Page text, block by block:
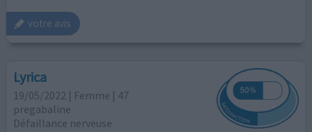
votre avis
Lyrica
19/05/2022 | Femme | 47
pregabaline
Défaillance nerveuse